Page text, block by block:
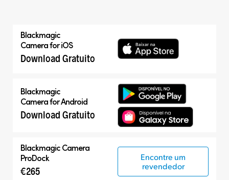
Blackmagic
Camera for iOS
Download Gratuito
Blackmagic
Camera for Android
Download Gratuito
Blackmagic Camera
ProDock
€265
Encontre um
revendedor